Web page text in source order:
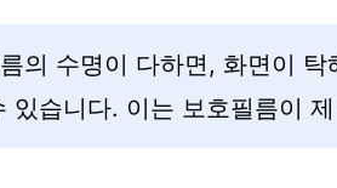
의 수명이 다하면, 화면이
있습니다. 이는 보호필름이